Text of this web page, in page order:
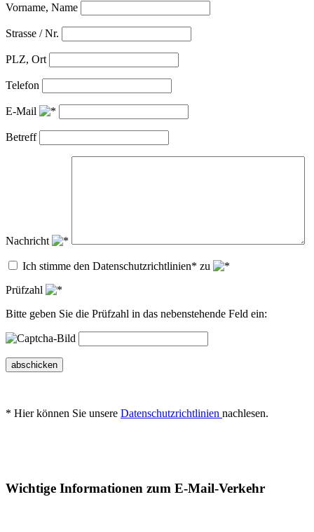
Vorname, Name
Strasse / Nr.
PLZ, Ort
Telefon
E-Mail
Betreff
Nachricht
Ich stimme den Datenschutzrichtlinien* zu
Prüfzahl
Bitte geben Sie die Prüfzahl in das nebenstehende Feld ein:
abschicken
* Hier können Sie unsere Datenschutzrichtlinien nachlesen.
Wichtige Informationen zum E-Mail-Verkehr